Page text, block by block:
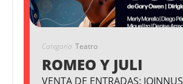
Categoría Teatro
ROMEO Y JULI
VENTA DE ENTRADAS: